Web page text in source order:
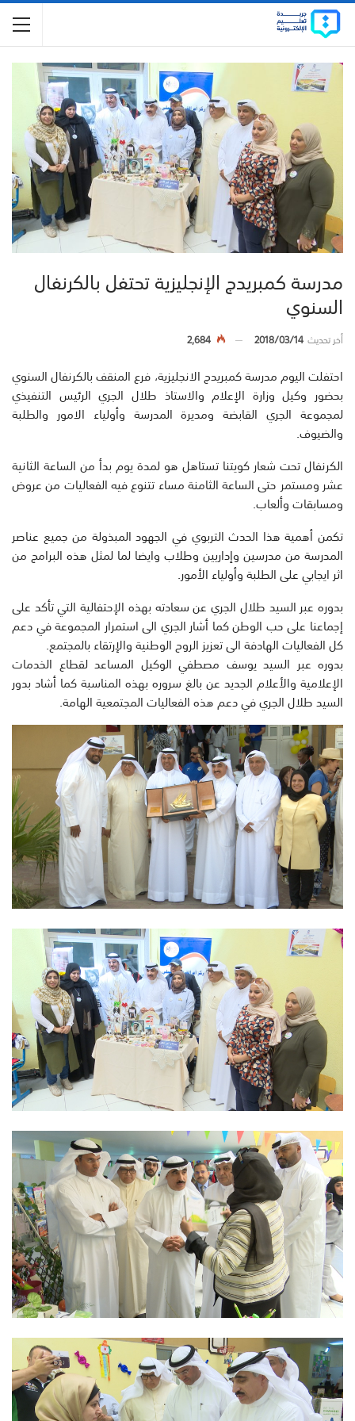
مدرسة كمبريدج الإنجليزية تحتفل بالكرنفال
السنوي
أخر تحديث2018/03/14
2,684
احتفلت اليوم مدرسة كمبريدج الانجليزية، فرع المنقف بالكرنفال السنوي
بحضور وكيل وزارة الإعلام والاستاذ طلال الجري الرئيس التنفيذي
لمجموعة الجري القابضة ومديرة المدرسة وأولياء الامور والطلبة
والضيوف.
الكرنفال تحت شعار كويتنا تستاهل هو لمدة يوم بدأ من الساعة الثانية
عشر ومستمر حتى الساعة الثامنة مساء تتنوع فيه الفعاليات من عروض
ومسابقات وألعاب.
تكمن أهمية هذا الحدث التربوي في الجهود المبذولة من جميع عناصر
المدرسة من مدرسين وإداريين وطلاب وايضا لما لمثل هذه البرامج من
اثر ايجابي على الطلبة وأولياء الأمور.
بدوره عبر السيد طلال الجري عن سعادته بهذه الإحتفالية التي تأكد على
إجماعنا على حب الوطن كما أشار الجري الى استمرار المجموعة في دعم
كل الفعاليات الهادفة الى تعزيز الروح الوطنية والإرتقاء بالمجتمع.
بدوره عبر السيد يوسف مصطفي الوكيل المساعد لقطاع الخدمات
الإعلامية والأعلام الجديد عن بالغ سروره بهذه المناسبة كما أشاد بدور
السيد طلال الجري في دعم هذه الفعاليات المجتمعية الهامة.